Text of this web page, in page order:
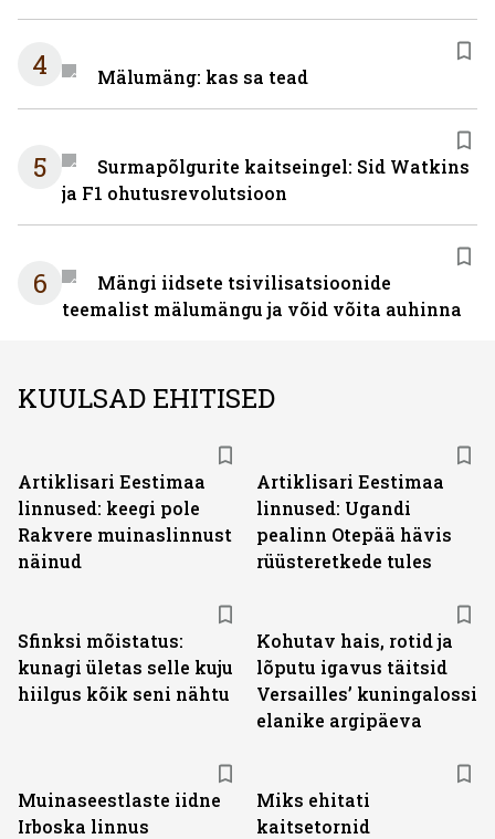
4 Mälumäng: kas sa tead
5
Surmapõlgurite kaitseingel: Sid Watkins
ja F1 ohutusrevolutsioon
6
Mängi iidsete tsivilisatsioonide
teemalist mälumängu ja võid võita auhinna
KUULSAD EHITISED
Artiklisari Eestimaa
linnused: keegi pole
Rakvere muinaslinnust
näinud
Artiklisari Eestimaa
linnused: Ugandi
pealinn Otepää hävis
rüüsteretkede tules
Sfinksi mõistatus:
kunagi ületas selle kuju
hiilgus kõik seni nähtu
Kohutav hais, rotid ja
lõputu igavus täitsid
Versailles’ kuningalossi
elanike argipäeva
Muinaseestlaste iidne
Irboska linnus
Miks ehitati
kaitsetornid